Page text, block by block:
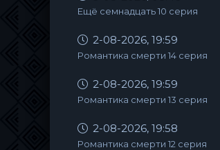
Ещё семнадцать 10 серия
2-08-2026, 19:59
Романтика смерти 14 серия
2-08-2026, 19:59
Романтика смерти 13 серия
2-08-2026, 19:58
Романтика смерти 12 серия